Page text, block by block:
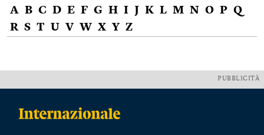
A B C D E F G H I J K L M N O P Q
R S T U V W X Y Z
PUBBLICITÀ